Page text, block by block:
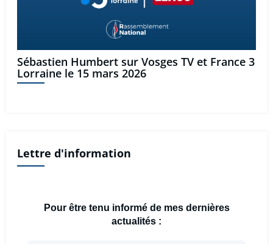
Sébastien Humbert sur Vosges TV et France 3
Lorraine le 15 mars 2026
Lettre d'information
Pour être tenu informé de mes dernières
actualités :